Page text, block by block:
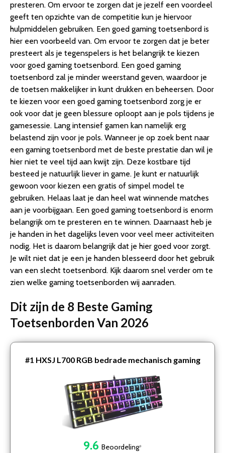
toetsenbord – QWERTY – 61 Keys – Blue Switch –
Pudding Keyca…
2. Corsair K55 RGB Pro XT Qwerty Gaming Toetsenbord
– Zwart
3. Trust GXT 830 Avonn – Gaming Toetsenbord –
QWERTY ISO – Zwart
4. Razer Huntsman Mini – Gaming Toetsenbord –
QWERTY- Linear Optische Switch
5. SteelSeries Apex 5 – Gaming Toetsenbord – RGB –
Mechanisch – QWERTY – Zwart
6. Silvergear Gaming Toetsenbord – Game Keyboard –
QWERTY Toetsenborden
7. Logitech G413 Mechanisch Gaming Toetsenbord – US
INTL QWERTY (ISO) – Zwart
8. Gembird – Rainbow keyboard – QWERTY ANSI
Conclusie
presteren. Om ervoor te zorgen dat je jezelf een voordeel
geeft ten opzichte van de competitie kun je hiervoor
hulpmiddelen gebruiken. Een goed gaming toetsenbord is
hier een voorbeeld van. Om ervoor te zorgen dat je beter
presteert als je tegenspelers is het belangrijk te kiezen
voor goed gaming toetsenbord. Een goed gaming
toetsenbord zal je minder weerstand geven, waardoor je
de toetsen makkelijker in kunt drukken en beheersen. Door
te kiezen voor een goed gaming toetsenbord zorg je er
ook voor dat je geen blessure oploopt aan je pols tijdens je
gamesessie. Lang intensief gamen kan namelijk erg
belastend zijn voor je pols. Wanneer je op zoek bent naar
een gaming toetsenbord met de beste prestatie dan wil je
hier niet te veel tijd aan kwijt zijn. Deze kostbare tijd
besteed je natuurlijk liever in game. Je kunt er natuurlijk
gewoon voor kiezen een gratis of simpel model te
gebruiken. Helaas laat je dan heel wat winnende matches
aan je voorbijgaan. Een goed gaming toetsenbord is enorm
belangrijk om te presteren en te winnen. Daarnaast heb je
je handen in het dagelijks leven voor veel meer activiteiten
nodig. Het is daarom belangrijk dat je hier goed voor zorgt.
Je wilt niet dat je een je handen blesseerd door het gebruik
van een slecht toetsenbord. Kijk daarom snel verder om te
zien welke gaming toetsenborden wij aanraden.
Dit zijn de 8 Beste Gaming
Toetsenborden Van 2026
#1 HXSJ L700 RGB bedrade mechanisch gaming
toetsenbord – QWERTY – 61 Keys – Blue Switch –
Pudding Keyca…
9.6 Beoordeling*